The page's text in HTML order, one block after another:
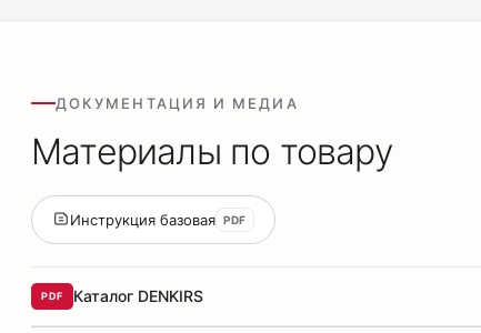
ДОКУМЕНТАЦИЯ И МЕДИА
Материалы по товару
Инструкция базовая PDF
PDF Каталог DENKIRS